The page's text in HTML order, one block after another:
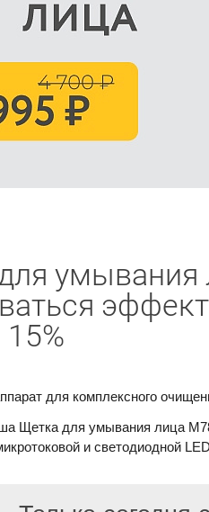
умывания
для комплексного
Щетка для умывания лица
и светодиодной